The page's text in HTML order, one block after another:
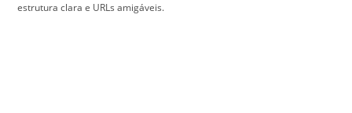
estrutura clara e URLs amigáveis.